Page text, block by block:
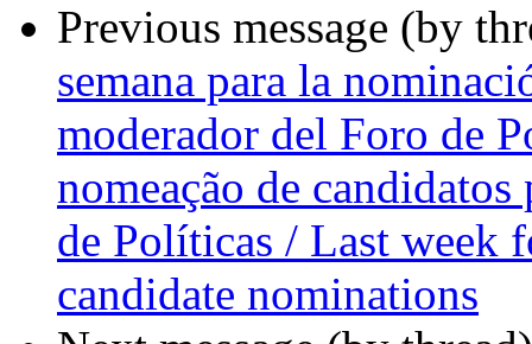
Previous message (by
semana para la
moderador del Foro de
nomeação de
de Políticas / Last week
candidate nominations